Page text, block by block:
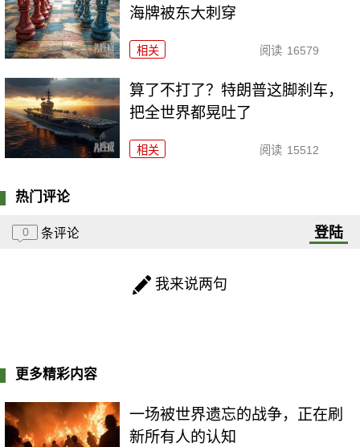
海牌被东大刺穿
相关 阅读 16579
算了不打了？特朗普这脚刹车，
把全世界都晃吐了
相关 阅读 15512
热门评论
0 条评论 登陆
我来说两句
更多精彩内容
一场被世界遗忘的战争，正在刷
新所有人的认知